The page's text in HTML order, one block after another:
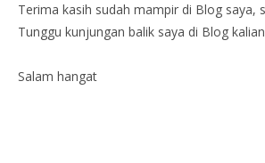
Terima kasih sudah mampir di Blog saya,
Tunggu kunjungan balik saya di Blog
Salam hangat